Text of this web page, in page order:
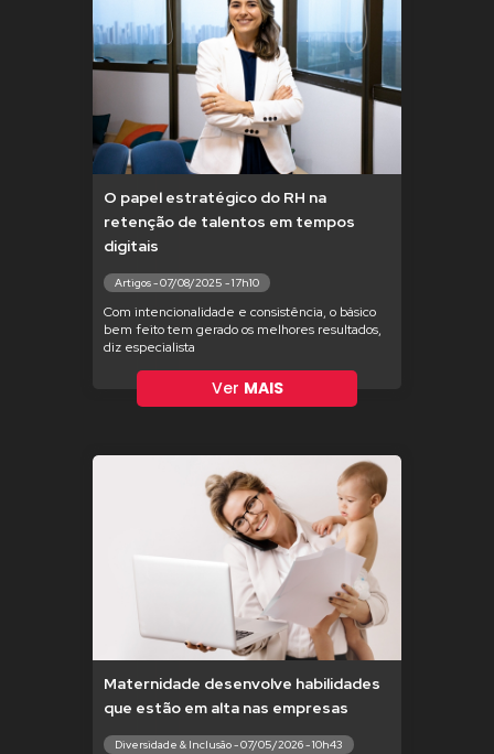
O papel estratégico do RH na
retenção de talentos em tempos
digitais
Artigos - 07/08/2025 - 17h10
Com intencionalidade e consistência, o básico
bem feito tem gerado os melhores resultados,
diz especialista
Ver MAIS
Maternidade desenvolve habilidades
que estão em alta nas empresas
Diversidade & Inclusão - 07/05/2026 - 10h43